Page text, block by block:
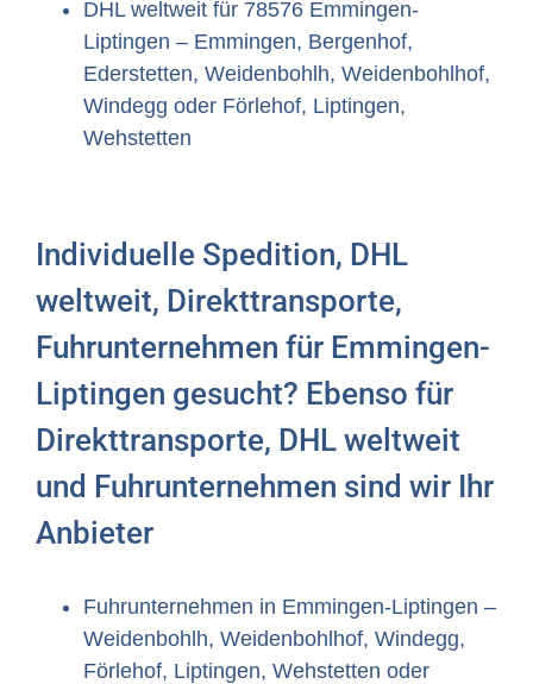
DHL weltweit für 78576 Emmingen-
Liptingen – Emmingen, Bergenhof,
Ederstetten, Weidenbohlh, Weidenbohlhof,
Windegg oder Förlehof, Liptingen,
Wehstetten
Individuelle Spedition, DHL
weltweit, Direkttransporte,
Fuhrunternehmen für Emmingen-
Liptingen gesucht? Ebenso für
Direkttransporte, DHL weltweit
und Fuhrunternehmen sind wir Ihr
Anbieter
Fuhrunternehmen in Emmingen-Liptingen –
Weidenbohlh, Weidenbohlhof, Windegg,
Förlehof, Liptingen, Wehstetten oder